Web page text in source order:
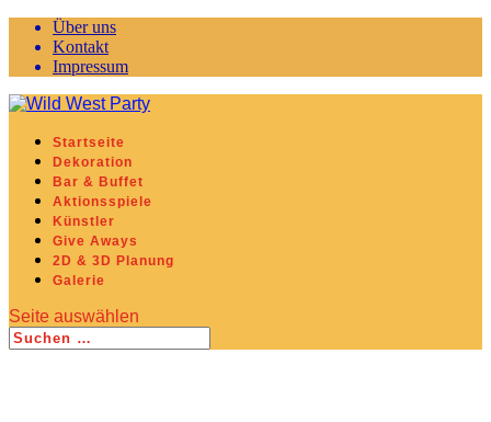
Über uns
Kontakt
Impressum
Startseite
Dekoration
Bar & Buffet
Aktionsspiele
Künstler
Give Aways
2D & 3D Planung
Galerie
Seite auswählen